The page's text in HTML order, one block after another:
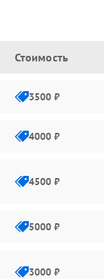
Стоимость
3500 ₽
4000 ₽
4500 ₽
5000 ₽
3000 ₽